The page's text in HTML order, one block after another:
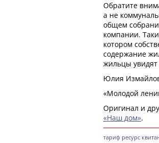
Обратите
а не
общем
компании.
котором
содержание
жильцы
Юлия
«Молодой
Оригинал и
«Наш дом».
тариф ресурс